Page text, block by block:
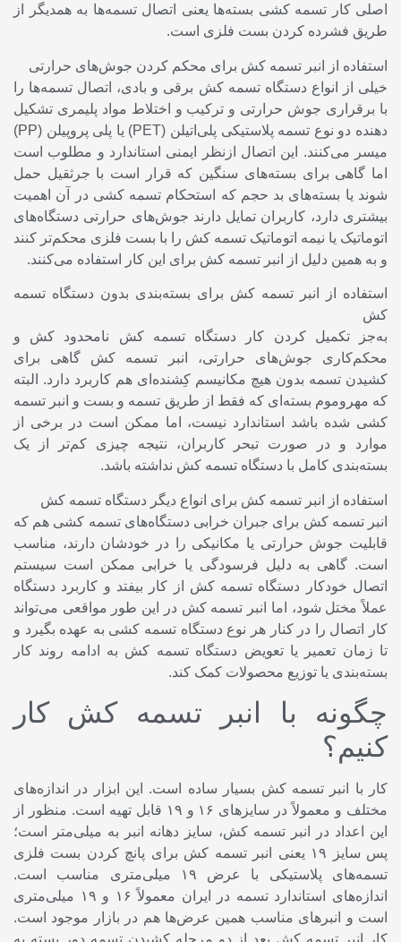
اصلی کار تسمه کشی بسته‌ها یعنی اتصال تسمه‌ها به همدیگر از
طریق فشرده کردن بست فلزی است.
استفاده از انبر تسمه کش برای محکم کردن جوش‌های حرارتی
خیلی از انواع دستگاه تسمه کش برقی و بادی، اتصال تسمه‌ها را
با برقراری جوش حرارتی و ترکیب و اختلاط مواد پلیمری تشکیل
دهنده دو نوع تسمه پلاستیکی پلی‌اتیلن (PET) یا پلی
پروپیلن
(PP)
میسر می‌کنند. این اتصال ازنظر ایمنی استاندارد و مطلوب است
اما گاهی برای بسته‌های سنگین که قرار است با جرثقیل حمل
شوند یا بسته‌های بد حجم که استحکام تسمه کشی در آن اهمیت
بیشتری دارد، کاربران تمایل دارند جوش‌های حرارتی دستگاه‌های
اتوماتیک یا نیمه اتوماتیک تسمه کش را با بست فلزی محکم‌تر کنند
و به همین دلیل از انبر تسمه کش برای این کار استفاده می‌کنند.
استفاده از انبر تسمه کش برای بسته‌بندی بدون دستگاه تسمه
کش
به‌جز تکمیل کردن کار دستگاه تسمه کش نامحدود کش و
محکم‌کاری جوش‌های حرارتی، انبر تسمه کش گاهی برای
کشیدن تسمه بدون هیچ مکانیسم کِشنده‌ای هم کاربرد دارد. البته
که مهروموم بسته‌ای که فقط از طریق تسمه و بست و انبر تسمه
کشی شده باشد استاندارد نیست، اما ممکن است در برخی از
موارد و در صورت تبحر کاربران، نتیجه چیزی کم‌تر از یک
بسته‌بندی کامل با دستگاه تسمه کش نداشته باشد.
استفاده از انبر تسمه کش برای انواع دیگر دستگاه تسمه کش
انبر تسمه کش برای جبران خرابی دستگاه‌های تسمه کشی هم که
قابلیت جوش حرارتی یا مکانیکی را در خودشان دارند، مناسب
است. گاهی به دلیل فرسودگی یا خرابی ممکن است سیستم
اتصال خودکار دستگاه تسمه کش از کار بیفتد و کاربرد دستگاه
عملاً مختل شود، اما انبر تسمه کش در این طور مواقعی می‌تواند
کار اتصال را در کنار هر نوع دستگاه تسمه کشی به عهده بگیرد و
تا زمان تعمیر یا تعویض دستگاه تسمه کش به ادامه روند کار
بسته‌بندی یا توزیع محصولات کمک کند.
چگونه با انبر تسمه کش کار
کنیم؟
کار با انبر تسمه کش بسیار ساده است. این ابزار در اندازه‌های
مختلف و معمولاً در سایز‌های ۱۶ و ۱۹ قابل تهیه است. منظور از
این اعداد در انبر تسمه کش، سایز دهانه انبر به میلی‌متر است؛
پس سایز ۱۹ یعنی انبر تسمه کش برای پانچ کردن بست فلزی
تسمه‌های پلاستیکی با عرض ۱۹ میلی‌متری مناسب است.
اندازه‌های استاندارد تسمه در ایران معمولاً ۱۶ و ۱۹ میلی‌متری
است و انبر‌های مناسب همین عرض‌ها هم در بازار موجود است.
کار انبر تسمه کش بعد از دو مرحله کشیدن تسمه دور بسته به